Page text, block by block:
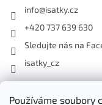
Používáme soubory
info@isatky.cz
+420 737 639 630
Sledujte nás na
isatky_cz
Odebírat